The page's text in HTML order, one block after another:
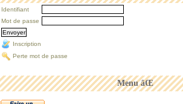
Menu âŒ
Identifiant
Mot de passe
Inscription
Perte mot de passe